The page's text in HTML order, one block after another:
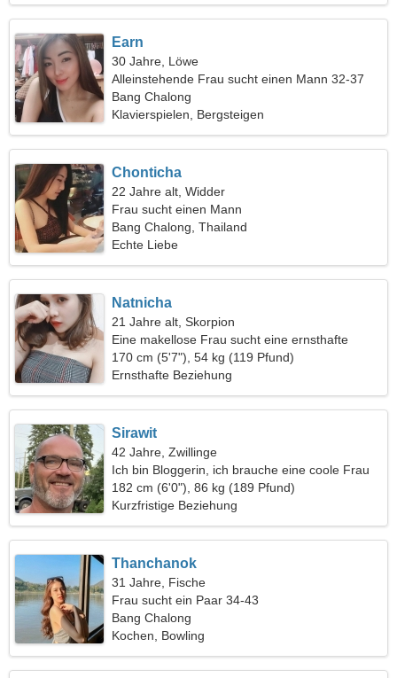
Earn
30 Jahre, Löwe
Alleinstehende Frau sucht einen Mann 32-37
Bang Chalong
Klavierspielen, Bergsteigen
Chonticha
22 Jahre alt, Widder
Frau sucht einen Mann
Bang Chalong, Thailand
Echte Liebe
Natnicha
21 Jahre alt, Skorpion
Eine makellose Frau sucht eine ernsthafte
Beziehung
170 cm (5'7"), 54 kg (119 Pfund)
Ernsthafte Beziehung
Sirawit
42 Jahre, Zwillinge
Ich bin Bloggerin, ich brauche eine coole Frau
182 cm (6'0"), 86 kg (189 Pfund)
Kurzfristige Beziehung
Thanchanok
31 Jahre, Fische
Frau sucht ein Paar 34-43
Bang Chalong
Kochen, Bowling